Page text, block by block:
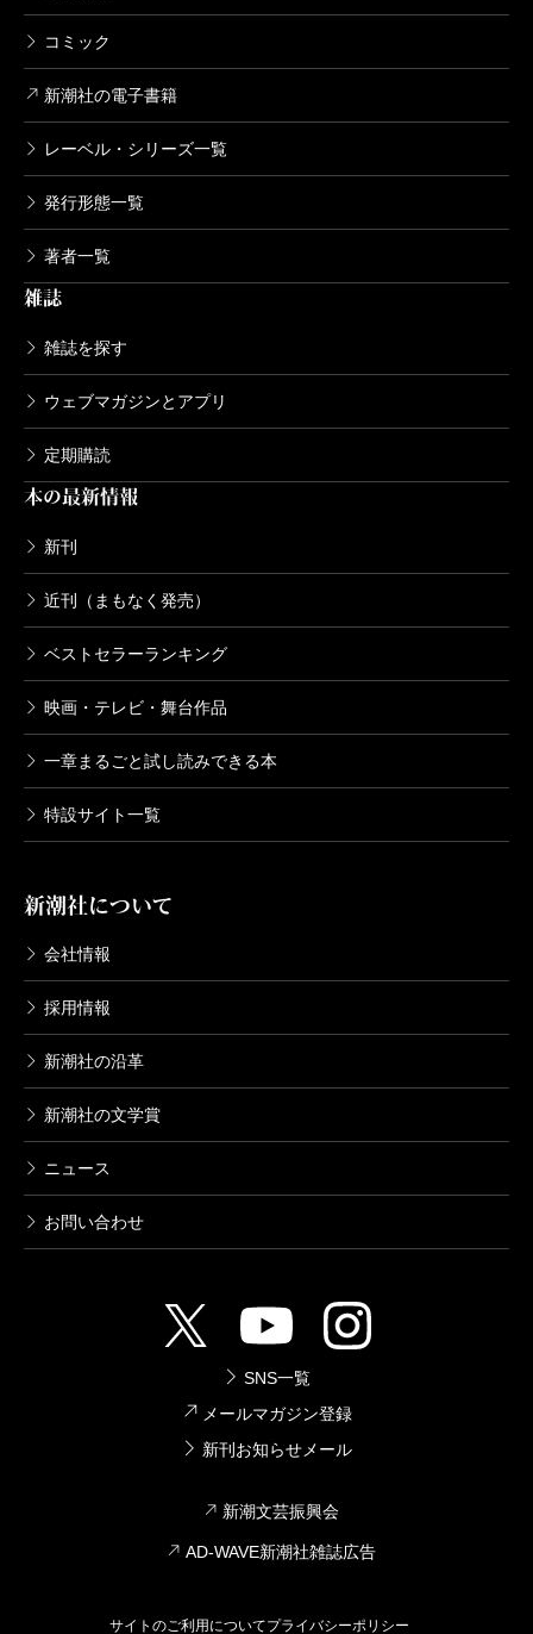
コミック
新潮社の電子書籍
レーベル・シリーズ一覧
発行形態一覧
著者一覧
雑誌
雑誌を探す
ウェブマガジンとアプリ
定期購読
本の最新情報
新刊
近刊（まもなく発売）
ベストセラーランキング
映画・テレビ・舞台作品
一章まるごと試し読みできる本
特設サイト一覧
新潮社について
会社情報
採用情報
新潮社の沿革
新潮社の文学賞
ニュース
お問い合わせ
SNS一覧
メールマガジン登録
新刊お知らせメール
新潮文芸振興会
AD-WAVE新潮社雑誌広告
サイトのご利用についてプライバシーポリシー